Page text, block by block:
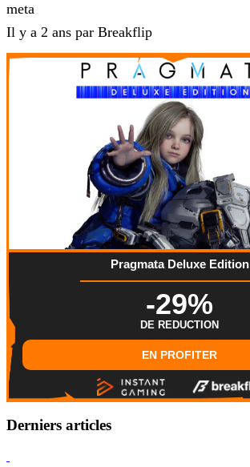
meta
Il y a 2 ans par Breakflip
Pragmata Deluxe Edition
-29%
DE REDUCTION
EN PROFITER
Derniers articles